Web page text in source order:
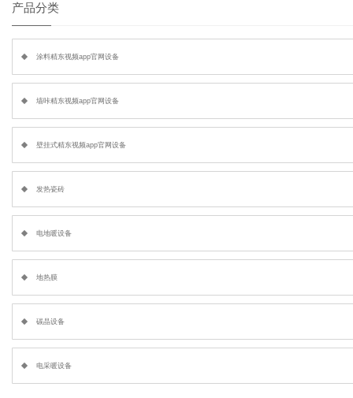
产品分类
涂料精东视频app官网设备
墙咔精东视频app官网设备
壁挂式精东视频app官网设备
发热瓷砖
电地暖设备
地热膜
碳晶设备
电采暖设备